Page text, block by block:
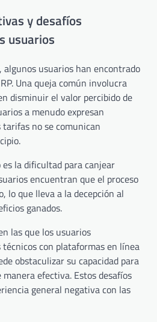
y desafíos
usuarios
algunos usuarios han encontrado
Una queja común involucra
disminuir el valor percibido de
a menudo expresan
no se comunican
la dificultad para canjear
encuentran que el proceso
lo que lleva a la decepción al
ganados.
las que los usuarios
con plataformas en línea
obstaculizar su capacidad para
efectiva. Estos desafíos
general negativa con las